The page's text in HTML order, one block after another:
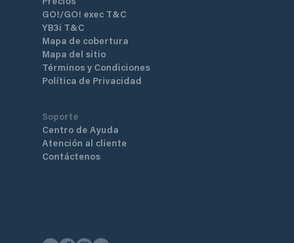
GO!/GO! exec T&C
YB3i T&C
Mapa de cobertura
Mapa del sitio
Términos y Condiciones
Política de Privacidad
Soporte
Centro de Ayuda
Atención al cliente
Contáctenos